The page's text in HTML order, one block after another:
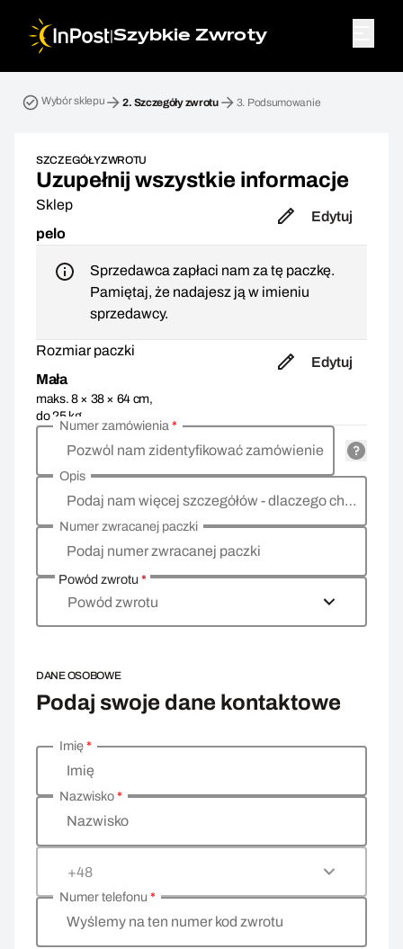
|Szybkie Zwroty
Wybór sklepu 2. Szczegóły zwrotu 3. Podsumowanie
SZCZEGÓŁY ZWROTU
Uzupełnij wszystkie informacje
Sklep
pelo
Edytuj
Sprzedawca zapłaci nam za tę paczkę.
Pamiętaj, że nadajesz ją w imieniu
sprzedawcy.
Rozmiar paczki
Mała
maks. 8 × 38 × 64 cm,
do 25 kg
Edytuj
Pozwól nam zidentyfikować zamówienie
Numer zamówienia*
Podaj nam więcej szczegółów - dlaczego chcesz zwrócić towar, co jest powodem?
Opis
Podaj numer zwracanej paczki
Numer zwracanej paczki
Powód zwrotu*
Powód zwrotu
DANE OSOBOWE
Podaj swoje dane kontaktowe
Wprowadź swoje dane osobowe
Imię
Imię*
Nazwisko
Nazwisko*
+48
Wyślemy na ten numer kod zwrotu
Numer telefonu *